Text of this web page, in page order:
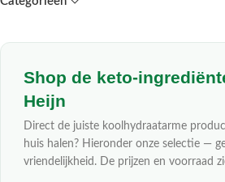
Shop de keto-
Heijn
Direct de juiste koolhydraatarme
huis halen? Hieronder onze selectie —
vriendelijkheid. De prijzen en voorraad